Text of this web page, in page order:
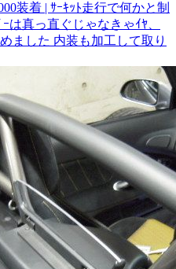
装着 | ｻｰｷｯﾄ走行で何かと制
は真っ直ぐじゃなきゃｲﾔ、
ました 内装も加工して取り